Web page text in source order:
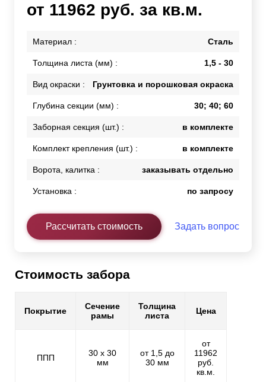
от 11962 руб. за кв.м.
Материал : Сталь
Толщина листа (мм) : 1,5 - 30
Вид окраски : Грунтовка и порошковая окраска
Глубина секции (мм) : 30; 40; 60
Заборная секция (шт.) : в комплекте
Комплект крепления (шт.) : в комплекте
Ворота, калитка : заказывать отдельно
Установка : по запросу
Рассчитать стоимость Задать вопрос
Стоимость забора
Покрытие
Сечение
рамы
Толщина
листа
Цена
ППП
30 х 30
мм
от 1,5 до
30 мм
от
11962
руб.
кв.м.